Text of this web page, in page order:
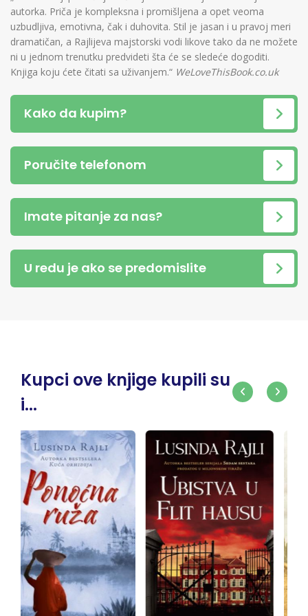
autorka. Priča je kompleksna i promišljena a opet veoma
uzbudljiva, emotivna, čak i duhovita. Stil je jasan i u pravoj meri
dramatičan, a Rajlijeva majstorski vodi likove tako da ne možete
ni u jednom trenutku predvideti šta će se sledeće dogoditi.
Knjiga koju ćete čitati sa uživanjem.“ WeLoveThisBook.co.uk
Kako da kupim?
Poručite telefonom
Imate pitanje za nas?
U redu je ako se predomislite
Kupci ove knjige kupili su
i...